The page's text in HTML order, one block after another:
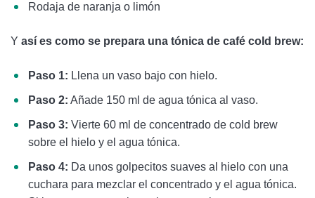
Rodaja de naranja o limón
Y así es como se prepara una tónica de café cold brew:
Paso 1: Llena un vaso bajo con hielo.
Paso 2: Añade 150 ml de agua tónica al vaso.
Paso 3: Vierte 60 ml de concentrado de cold brew
sobre el hielo y el agua tónica.
Paso 4: Da unos golpecitos suaves al hielo con una
cuchara para mezclar el concentrado y el agua tónica.